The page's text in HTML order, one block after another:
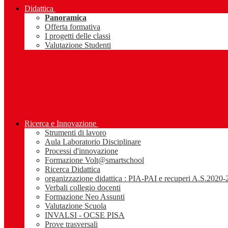
Didattica
Panoramica
Offerta formativa
I progetti delle classi
Valutazione Studenti
Ricerca e Innovazione
Strumenti di lavoro
Aula Laboratorio Disciplinare
Processi d'innovazione
Formazione Volt@smartschool
Ricerca Didattica
organizzazione didattica : PIA-PAI e recuperi A.S.2020-
Verbali collegio docenti
Formazione Neo Assunti
Valutazione Scuola
INVALSI - OCSE PISA
Prove trasversali